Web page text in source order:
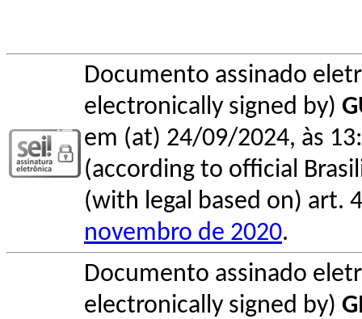
Documento assinado
electronically signed by)
em (at) 24/09/2024, às
(according to official
(with legal based on) art.
novembro de 2020.
Documento assinado
electronically signed by)